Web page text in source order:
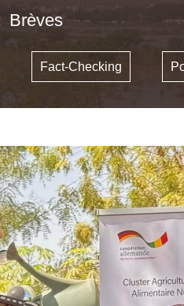
Brèves
Fact-Checking